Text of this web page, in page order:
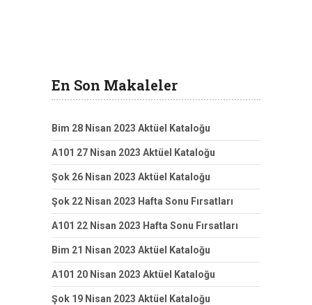
En Son Makaleler
Bim 28 Nisan 2023 Aktüel Kataloğu
A101 27 Nisan 2023 Aktüel Kataloğu
Şok 26 Nisan 2023 Aktüel Kataloğu
Şok 22 Nisan 2023 Hafta Sonu Fırsatları
A101 22 Nisan 2023 Hafta Sonu Fırsatları
Bim 21 Nisan 2023 Aktüel Kataloğu
A101 20 Nisan 2023 Aktüel Kataloğu
Şok 19 Nisan 2023 Aktüel Kataloğu